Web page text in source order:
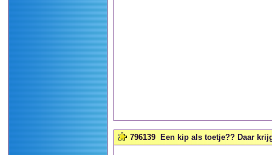
796139 Een kip als toetje?? Daar